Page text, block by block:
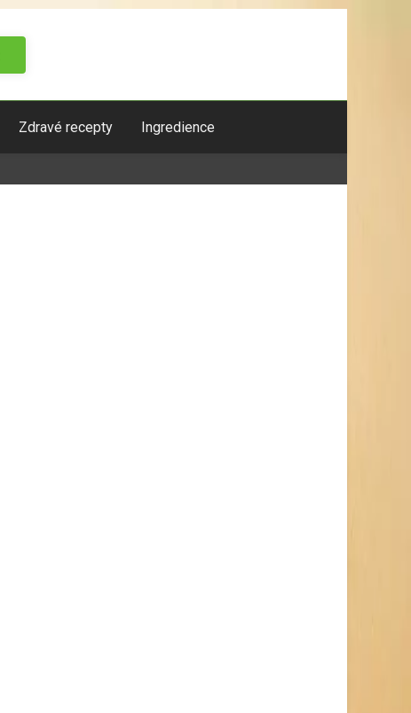
Zdravé recepty Ingredience